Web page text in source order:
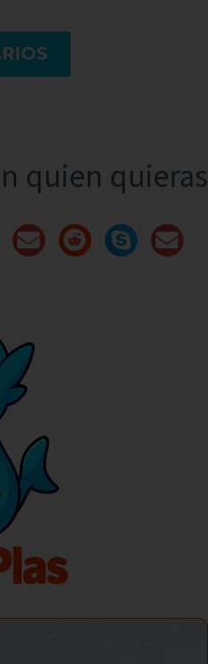
quien quieras